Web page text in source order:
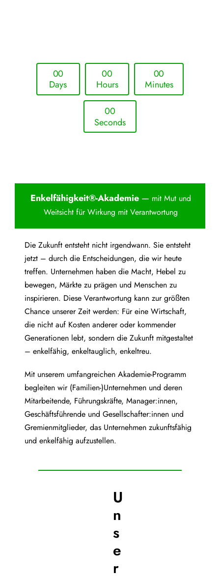
00
Days
00
Hours
00
Minutes
00
Seconds
Enkelfähigkeit®-Akademie— mit Mut und
Weitsicht für Wirkung mit Verantwortung
Die Zukunft entsteht nicht irgendwann. Sie entsteht
jetzt – durch die Entscheidungen, die wir heute
treffen. Unternehmen haben die Macht, Hebel zu
bewegen, Märkte zu prägen und Menschen zu
inspirieren. Diese Verantwortung kann zur größten
Chance unserer Zeit werden: Für eine Wirtschaft,
die nicht auf Kosten anderer oder kommender
Generationen lebt, sondern die Zukunft mitgestaltet
– enkelfähig, enkeltauglich, enkeltreu.
Mit unserem umfangreichen Akademie-Programm
begleiten wir (Familien-)Unternehmen und deren
Mitarbeitende, Führungskräfte, Manager:innen,
Geschäftsführende und Gesellschafter:innen und
Gremienmitglieder, das Unternehmen zukunftsfähig
und enkelfähig aufzustellen.
U
n
s
e
r